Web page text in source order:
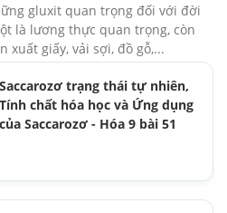
gluxit quan trọng đối với đời
là lương thực quan trọng, còn
xuất giấy, vải sợi, đồ gỗ,...
Saccarozơ trạng thái tự nhiên,
Tính chất hóa học và Ứng dụng
của Saccarozơ - Hóa 9 bài 51